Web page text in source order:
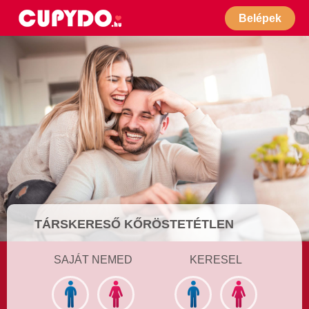
Belépek
TÁRSKERESŐ KŐRÖSTETÉTLEN
SAJÁT NEMED KERESEL